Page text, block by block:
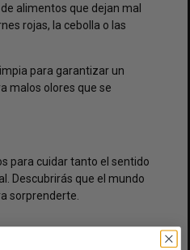
alimentos que dejan mal
rojas, la cebolla o las
para garantizar un
malos olores que se
para cuidar tanto el sentido
Descubrirás que el mundo
sorprenderte.